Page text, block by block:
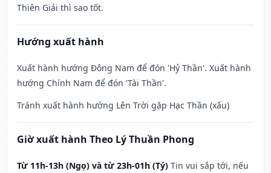
Thiên Giải thì sao tốt.
Hướng xuất hành
Xuất hành hướng Đông Nam để đón 'Hỷ Thần'. Xuất hành
hướng Chính Nam để đón 'Tài Thần'.
Tránh xuất hành hướng Lên Trời gặp Hạc Thần (xấu)
Giờ xuất hành Theo Lý Thuần Phong
Từ 11h-13h (Ngọ) và từ 23h-01h (Tý) Tin vui sắp tới, nếu